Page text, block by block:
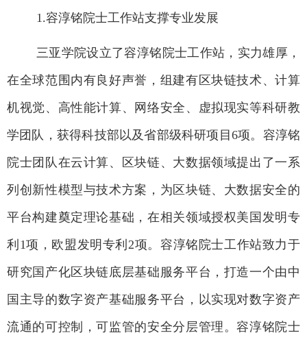
1.容淳铭院士工作站支撑专业发展
三亚学院设立了容淳铭院士工作站，实力雄厚，
在全球范围内有良好声誉，组建有区块链技术、计算
机视觉、高性能计算、网络安全、虚拟现实等科研教
学团队，获得科技部以及省部级科研项目6项。容淳铭
院士团队在云计算、区块链、大数据领域提出了一系
列创新性模型与技术方案，为区块链、大数据安全的
平台构建奠定理论基础，在相关领域授权美国发明专
利 1项，欧盟发明专利 2项。容淳铭院士工作站致力于
研究国产化区块链底层基础服务平台，打造一个由中
国主导的数字资产基础服务平台，以实现对数字资产
流通的可控制，可监管的安全分层管理。容淳铭院士